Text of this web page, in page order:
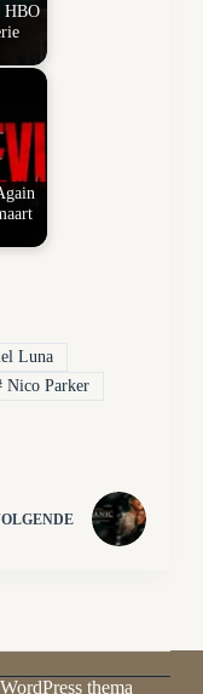
HBO
Luna
Nico Parker
thema